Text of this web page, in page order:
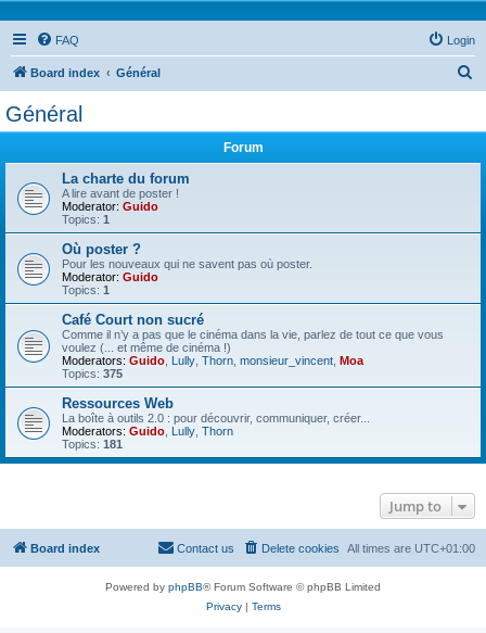
FAQ Login
Board index Général
Général
Forum
La charte du forum
A lire avant de poster !
Moderator: Guido
Topics: 1
Où poster ?
Pour les nouveaux qui ne savent pas où poster.
Moderator: Guido
Topics: 1
Café Court non sucré
Comme il n’y a pas que le cinéma dans la vie, parlez de tout ce que vous
voulez (... et même de cinéma !)
Moderators: Guido Lully Thorn monsieur_vincent Moa
Topics: 375
Ressources Web
La boîte à outils 2.0 : pour découvrir, communiquer, créer...
Moderators: Guido Lully Thorn
Topics: 181
Jump to
Board index All times are UTC+01:00
Delete cookies
Contact us
Powered by phpBB® Forum Software © phpBB Limited
Privacy| Terms